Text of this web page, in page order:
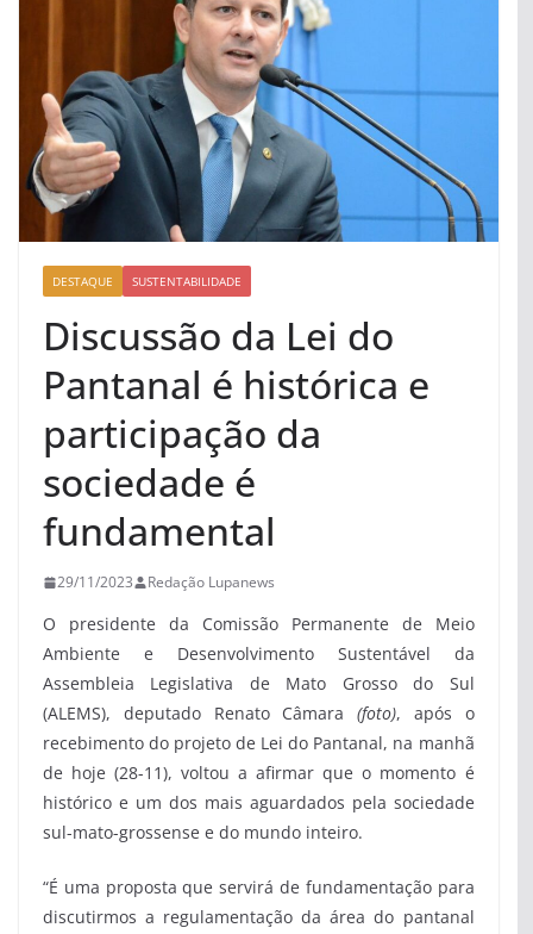
DESTAQUE SUSTENTABILIDADE
Discussão da Lei do
Pantanal é histórica e
participação da
sociedade é
fundamental
29/11/2023 Redação Lupanews
O presidente da Comissão Permanente de Meio
Ambiente e Desenvolvimento Sustentável da
Assembleia Legislativa de Mato Grosso do Sul
(ALEMS), deputado Renato Câmara(foto), após o
recebimento do projeto de Lei do Pantanal, na manhã
de hoje (28-11), voltou a afirmar que o momento é
histórico e um dos mais aguardados pela sociedade
sul-mato-grossense e do mundo inteiro.
“É uma proposta que servirá de fundamentação para
discutirmos a regulamentação da área do pantanal